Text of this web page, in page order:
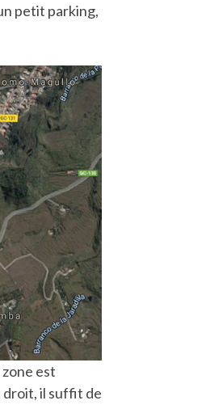
petit parking,
zone est
droit, il suffit de